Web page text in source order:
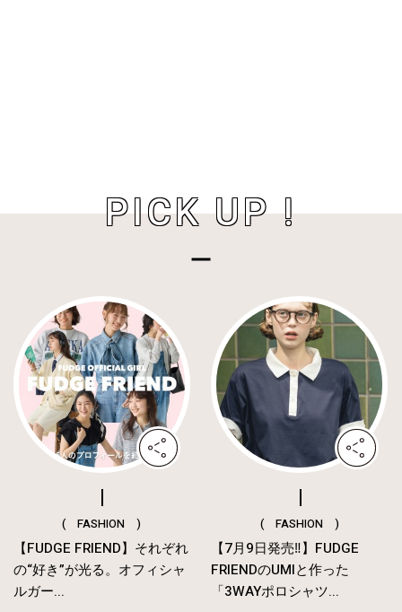
PICK UP !
( FASHION )
【FUDGE FRIEND】それぞれ
の“好き”が光る。オフィシャ
ルガー...
( FASHION )
【7月9日発売‼︎】FUDGE
FRIENDのUMIと作った
「3WAYポロシャツ...